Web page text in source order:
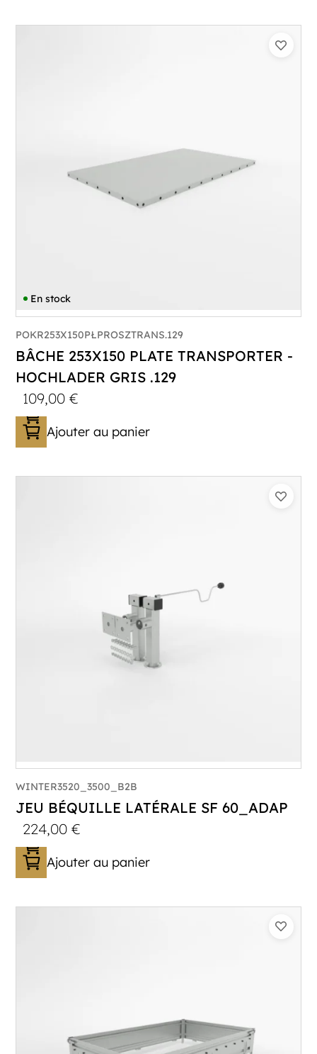
En stock
POKR253X150PŁPROSZTRANS.129
BÂCHE 253X150 PLATE TRANSPORTER -
HOCHLADER GRIS .129
109,00€
Ajouter au panier
WINTER3520_3500_B2B
JEU BÉQUILLE LATÉRALE SF 60_ADAP
224,00€
Ajouter au panier